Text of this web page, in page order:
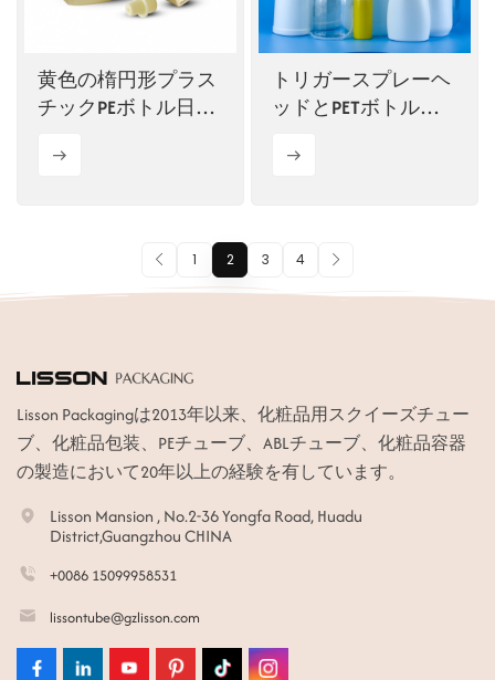
黄色の楕円形プラス
チックPEボトル日焼
トリガースプレーヘ
ッドとPETボトルを
1 2 3 4
Lisson Packagingは2013年以来、化粧品用スクイーズチュー
ブ、化粧品包装、PEチューブ、ABLチューブ、化粧品容器
の製造において20年以上の経験を有しています。
Lisson Mansion , No.2-36 Yongfa Road, Huadu
District,Guangzhou CHINA
+0086 15099958531
lissontube@gzlisson.com